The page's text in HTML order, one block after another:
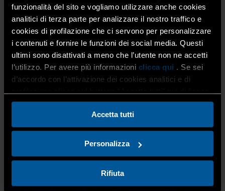
funzionalità del sito e vogliamo utilizzare anche cookies
analitici di terza parte per analizzare il nostro traffico e
cookies di profilazione che ci servono per personalizzare
i contenuti e fornire le funzioni dei social media. Questi
ultimi sono disattivati a meno che l’utente non ne accetti
l’utilizzo. Per avere più informazioni clicca qui . Se sei
d’accordo con l’attivazione dei cookies analitici e di
Accetta tutti
Personalizza
Rifiuta
Confartigianato Trasporti informa che il governo
rumeno ha rimandato ulteriormente al 31 marzo 2025
l’applicazione delle sanzioni per la mancata trasmissione
delle coordinate GPS nel sistema di monitoraggio
elettronico RO e-Transport. […]
L’artigianato italiano brilla a Hollywood:
un orafo toscano associato a